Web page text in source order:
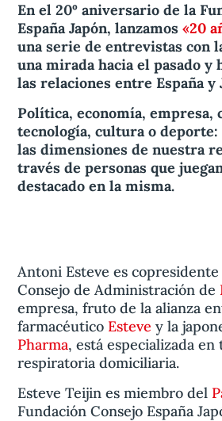
En el 20º aniversario de la
España Japón, lanzamos«20
una serie de entrevistas con
una mirada hacia el pasado y
las relaciones entre España y
Política, economía, empresa,
tecnología, cultura o deporte:
las dimensiones de nuestra
través de personas que
destacado en la misma.
Antoni Esteve es
Consejo de Administración de
empresa, fruto de la alianza
farmacéutico Esteve y la
Pharma, está especializada en
respiratoria domiciliaria.
Esteve Teijin es miembro del
Fundación Consejo España